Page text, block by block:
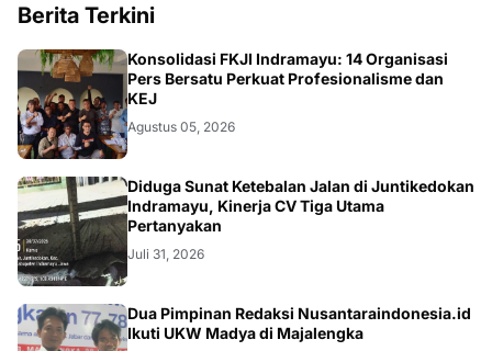
Berita Terkini
Konsolidasi FKJI Indramayu: 14 Organisasi
Pers Bersatu Perkuat Profesionalisme dan
KEJ
Agustus 05, 2026
KRIMINAL
Diduga Sunat Ketebalan Jalan di Juntikedokan
Indramayu, Kinerja CV Tiga Utama
Pertanyakan
Juli 31, 2026
Dua Pimpinan Redaksi Nusantaraindonesia.id
Ikuti UKW Madya di Majalengka